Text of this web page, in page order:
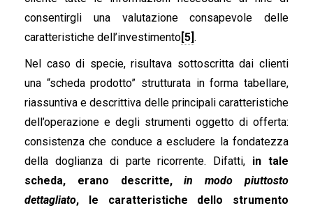
consentirgli una valutazione consapevole delle
caratteristiche dell’investimento[5].
Nel caso di specie, risultava sottoscritta dai clienti
una “scheda prodotto” strutturata in forma tabellare,
riassuntiva e descrittiva delle principali caratteristiche
dell’operazione e degli strumenti oggetto di offerta:
consistenza che conduce a escludere la fondatezza
della doglianza di parte ricorrente. Difatti, in tale
scheda, erano descritte,in modo piuttosto
dettagliato, le caratteristiche dello strumento